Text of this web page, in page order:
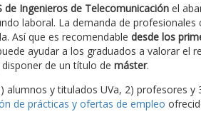
de Ingenieros de Telecomunicaciónel
laboral. La demanda de profesionales
Así que es recomendable desde los
ayudar a los graduados a valorar el
de un título de máster.
y titulados UVa, 2) profesores y
de prácticas y ofertas de empleo